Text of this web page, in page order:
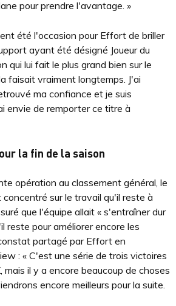
pour prendre l'avantage. »
été l'occasion pour Effort de briller
ayant été désigné Joueur du
qui lui fait le plus grand bien sur le
faisait vraiment longtemps. J'ai
ma confiance et je suis
envie de remporter ce titre à
la fin de la saison
opération au classement général, le
sur le travail qu'il reste à
que l'équipe allait « s'entraîner dur
reste pour améliorer encore les
partagé par Effort en
: « C'est une série de trois victoires
mais il y a encore beaucoup de choses
encore meilleurs pour la suite.